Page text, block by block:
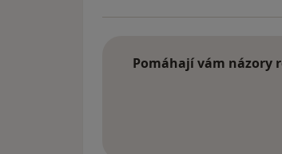
Pomáhají vám názory